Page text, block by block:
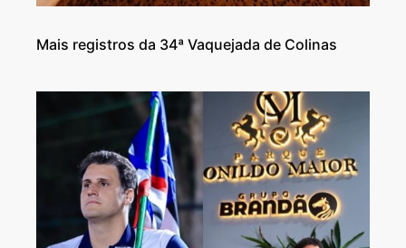
Mais registros da 34ª Vaquejada de Colinas